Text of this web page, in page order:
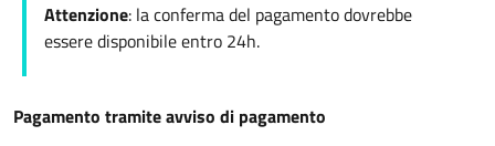
Attenzione: la conferma del pagamento dovrebbe
essere disponibile entro 24h.
Pagamento tramite avviso di pagamento